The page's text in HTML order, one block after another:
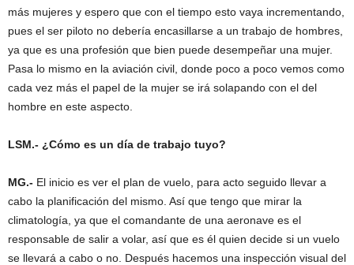
más mujeres y espero que con el tiempo esto vaya incrementando,
pues el ser piloto no debería encasillarse a un trabajo de hombres,
ya que es una profesión que bien puede desempeñar una mujer.
Pasa lo mismo en la aviación civil, donde poco a poco vemos como
cada vez más el papel de la mujer se irá solapando con el del
hombre en este aspecto.
LSM.- ¿Cómo es un día de trabajo tuyo?
MG.- El inicio es ver el plan de vuelo, para acto seguido llevar a
cabo la planificación del mismo. Así que tengo que mirar la
climatología, ya que el comandante de una aeronave es el
responsable de salir a volar, así que es él quien decide si un vuelo
se llevará a cabo o no. Después hacemos una inspección visual del